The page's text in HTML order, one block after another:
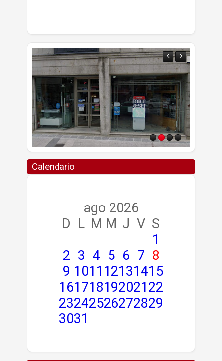
Calendario
ago 2026
D L M M J V S
1
2 3 4 5 6 7 8
9 1011 12131415
16171819202122
23242526272829
3031